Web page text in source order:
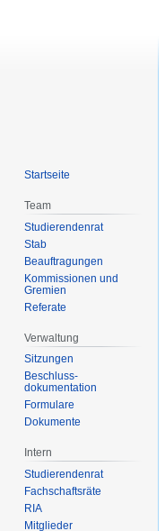
Startseite
Team
Studierendenrat
Stab
Beauftragungen
Kommissionen und
Gremien
Referate
Verwaltung
Sitzungen
Beschluss-
dokumentation
Formulare
Dokumente
Intern
Studierendenrat
Fachschaftsräte
RIA
Mitglieder